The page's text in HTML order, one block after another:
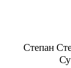
Степан